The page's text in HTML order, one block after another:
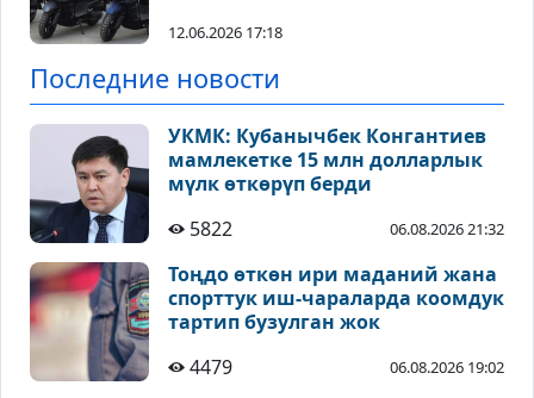
12.06.2026 17:18
Последние новости
УКМК: Кубанычбек Конгантиев
мамлекетке 15 млн долларлык
мүлк өткөрүп берди
5822
06.08.2026 21:32
Тоңдо өткөн ири маданий жана
спорттук иш-чараларда коомдук
тартип бузулган жок
4479
06.08.2026 19:02